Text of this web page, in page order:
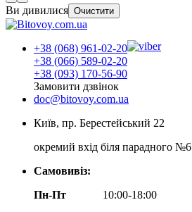
Ви дивилися Очистити
+38 (068) 961-02-20
+38 (066) 589-02-20
+38 (093) 170-56-90
Замовити дзвінок
doc@bitovoy.com.ua
Київ, пр. Берестейський 22
окремий вхід біля парадного №6
Самовивіз:
Пн-Пт
10:00-18:00